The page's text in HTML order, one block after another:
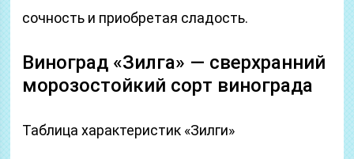
сочность и приобретая сладость.
Виноград «Зилга» — сверхранний
морозостойкий сорт винограда
Таблица характеристик «Зилги»